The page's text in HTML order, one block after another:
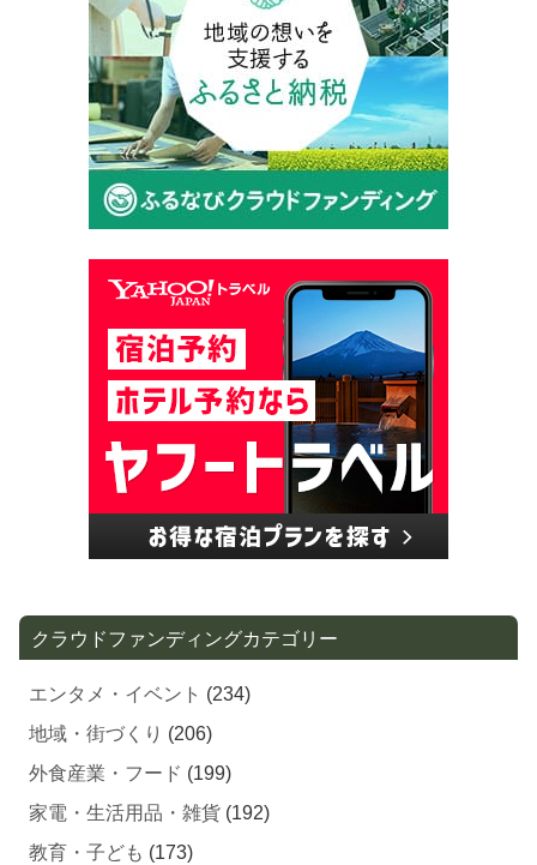
クラウドファンディングカテゴリー
エンタメ・イベント (234)
地域・街づくり (206)
外食産業・フード (199)
家電・生活用品・雑貨 (192)
教育・子ども (173)